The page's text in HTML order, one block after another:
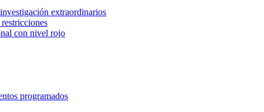
extraordinarios
con nivel rojo
programados